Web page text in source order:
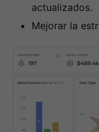
actualizados.
Mejorar la